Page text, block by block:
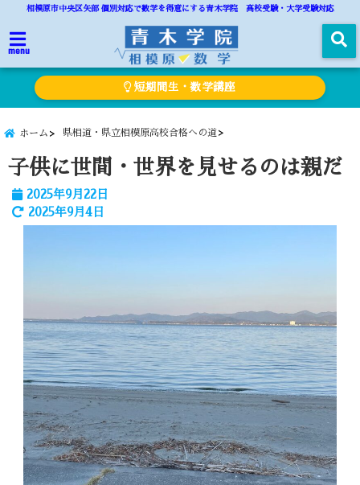
相模原市中央区矢部 個別対応で数学を得意にする青木学院 高校受験・大学受験対応
menu
短期間生・数学講座
ホーム 県相道・県立相模原高校合格への道
子供に世間・世界を見せるのは親だ
2025年9月22日
2025年9月4日